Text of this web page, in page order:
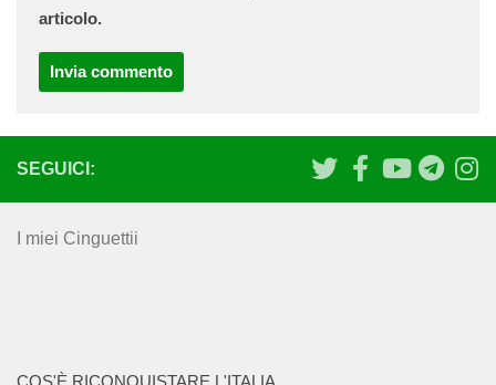
articolo.
SEGUICI:
I miei Cinguettii
COS'È RICONQUISTARE L'ITALIA